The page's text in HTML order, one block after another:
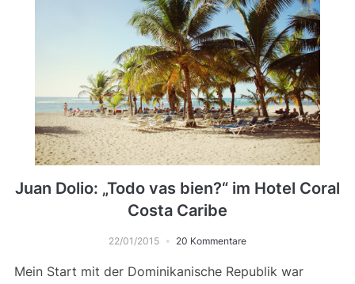
Juan Dolio: „Todo vas bien?“ im Hotel Coral
Costa Caribe
22/01/2015 20 Kommentare
Mein Start mit der Dominikanische Republik war